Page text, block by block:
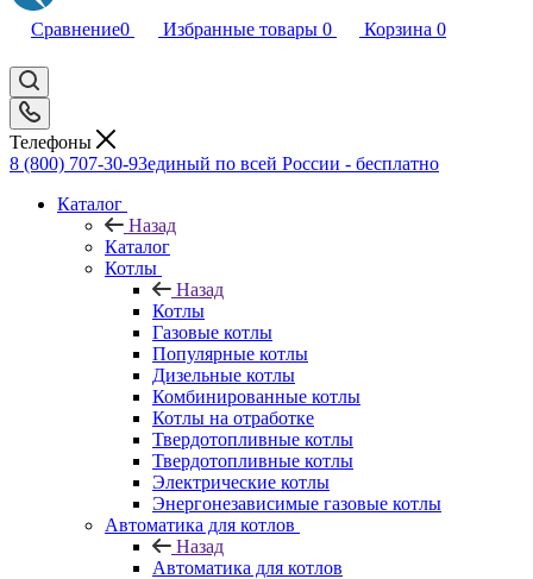
Сравнение0 Избранные товары 0 Корзина 0
Телефоны
8 (800) 707-30-93единый по всей России - бесплатно
Каталог
Назад
Каталог
Котлы
Назад
Котлы
Газовые котлы
Популярные котлы
Дизельные котлы
Комбинированные котлы
Котлы на отработке
Твердотопливные котлы
Твердотопливные котлы
Электрические котлы
Энергонезависимые газовые котлы
Автоматика для котлов
Назад
Автоматика для котлов